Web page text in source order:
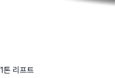
1톤 리프트